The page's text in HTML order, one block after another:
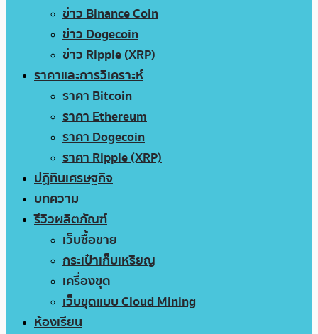
ข่าว Binance Coin
ข่าว Dogecoin
ข่าว Ripple (XRP)
ราคาและการวิเคราะห์
ราคา Bitcoin
ราคา Ethereum
ราคา Dogecoin
ราคา Ripple (XRP)
ปฏิทินเศรษฐกิจ
บทความ
รีวิวผลิตภัณฑ์
เว็บซื้อขาย
กระเป๋าเก็บเหรียญ
เครื่องขุด
เว็บขุดแบบ Cloud Mining
ห้องเรียน